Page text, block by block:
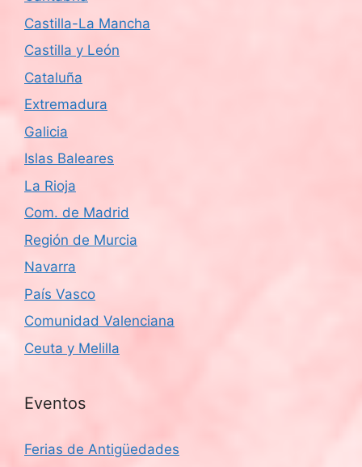
Castilla-La Mancha
Castilla y León
Cataluña
Extremadura
Galicia
Islas Baleares
La Rioja
Com. de Madrid
Región de Murcia
Navarra
País Vasco
Comunidad Valenciana
Ceuta y Melilla
Eventos
Ferias de Antigüedades